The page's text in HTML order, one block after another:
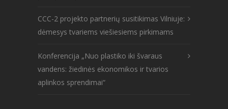
CCC-2 projekto partnerių susitikimas Vilniuje:
dėmesys tvariems viešiesiems pirkimams
Konferencija „Nuo plastiko iki švaraus
vandens: žiedinės ekonomikos ir tvarios
aplinkos sprendimai“